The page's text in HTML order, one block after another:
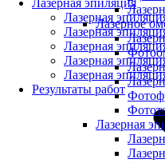
Лазерная эпиляция
Лазерная
Лазерная
Лазерная
Лазерная
Лазерная
Результаты работ
Лазерное
Лазерная